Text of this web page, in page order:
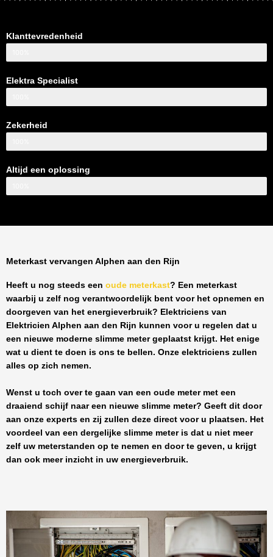
Klanttevredenheid
Elektra Specialist
Zekerheid
Altijd een oplossing
Meterkast vervangen Alphen aan den Rijn
Heeft u nog steeds een oude meterkast? Een meterkast
waarbij u zelf nog verantwoordelijk bent voor het opnemen en
doorgeven van het energieverbruik? Elektriciens van
Elektricien Alphen aan den Rijn kunnen voor u regelen dat u
een nieuwe moderne slimme meter geplaatst krijgt. Het enige
wat u dient te doen is ons te bellen. Onze elektriciens zullen
alles op zich nemen.
Wenst u toch over te gaan van een oude meter met een
draaiend schijf naar een nieuwe slimme meter? Geeft dit door
aan onze experts en zij zullen deze direct voor u plaatsen. Het
voordeel van een dergelijke slimme meter is dat u niet meer
zelf uw meterstanden op te nemen en door te geven, u krijgt
dan ook meer inzicht in uw energieverbruik.